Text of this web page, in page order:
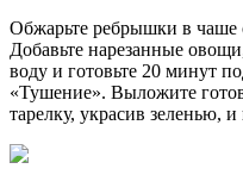
Обжарьте ребрышки в чаше
Добавьте нарезанные
воду и готовьте 20 минут
«Тушение». Выложите
тарелку, украсив зеленью, и